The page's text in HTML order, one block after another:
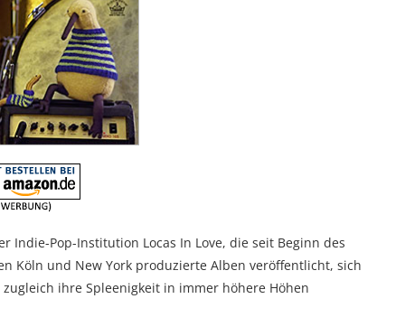
Pop-Institution Locas In Love, die seit Beginn des
Köln und New York produzierte Alben veröffentlicht, sich
ihre Spleenigkeit in immer höhere Höhen